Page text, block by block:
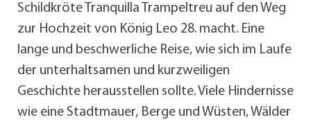
Schildkröte Tranquilla Trampeltreu auf den Weg
zur Hochzeit von König Leo 28. macht. Eine
lange und beschwerliche Reise, wie sich im Laufe
der unterhaltsamen und kurzweiligen
Geschichte herausstellen sollte. Viele Hindernisse
wie eine Stadtmauer, Berge und Wüsten, Wälder